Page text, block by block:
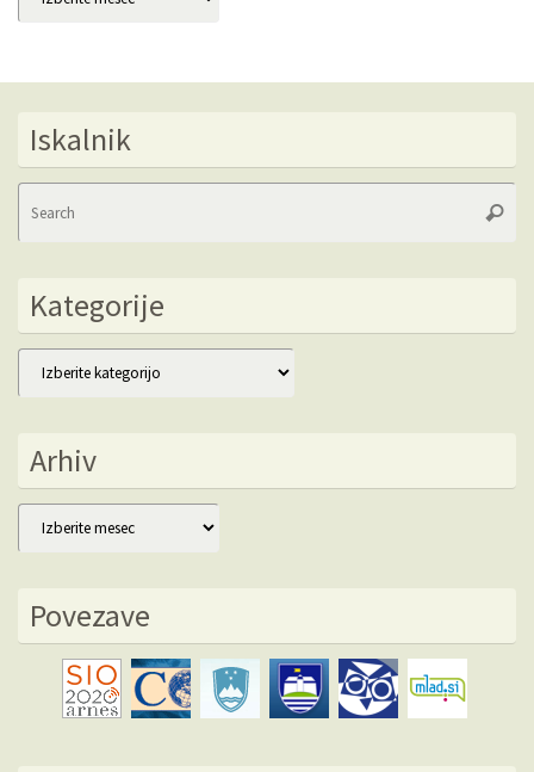
Iskalnik
Kategorije
Kategorije
Arhiv
Arhiv
Povezave